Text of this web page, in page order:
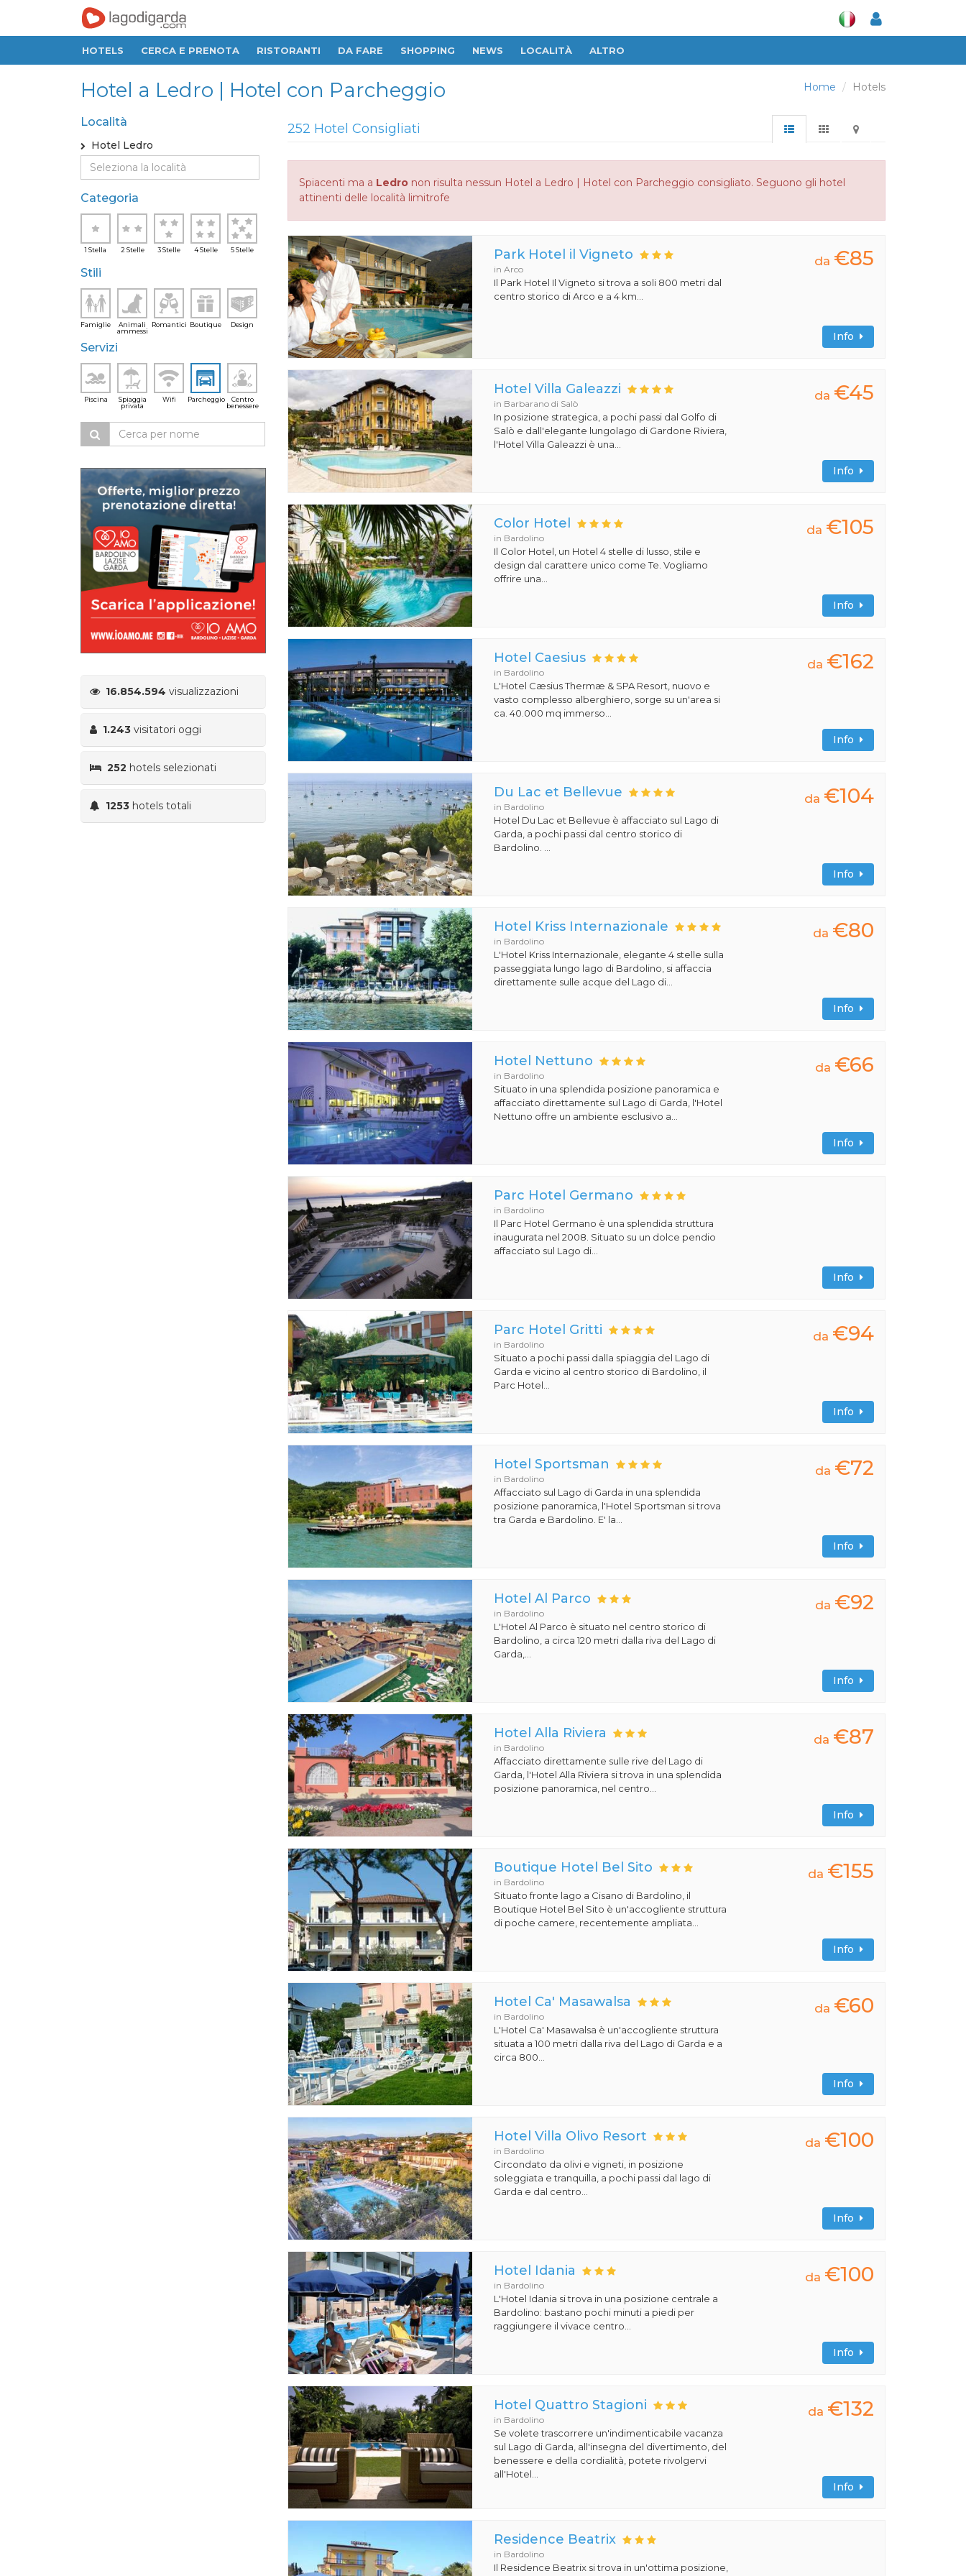
HOTELS CERCA E PRENOTA RISTORANTI DA FARE SHOPPING NEWS LOCALITÀ ALTRO
Home Hotels
Hotel a Ledro | Hotel con Parcheggio
Località
Hotel Ledro
Categoria
1 Stella 2 Stelle 3 Stelle 4 Stelle 5 Stelle
Stili
Famiglie
Animali
ammessi
Romantici Boutique Design
Servizi
Piscina
Spiaggia
privata
Wifi Parcheggio
Centro
benessere
16.854.594 visualizzazioni
1.243 visitatori oggi
252 hotels selezionati
1253 hotels totali
252 Hotel Consigliati
Spiacenti ma a Ledronon risulta nessun Hotel a Ledro | Hotel con Parcheggio consigliato. Seguono gli hotel
attinenti delle località limitrofe
Park Hotel il Vigneto
in Arco
Il Park Hotel Il Vigneto si trova a soli 800 metri dal
centro storico di Arco e a 4 km...
da €85
Info
Hotel Villa Galeazzi
in Barbarano di Salò
In posizione strategica, a pochi passi dal Golfo di
Salò e dall'elegante lungolago di Gardone Riviera,
l'Hotel Villa Galeazzi è una...
da €45
Info
Color Hotel
in Bardolino
Il Color Hotel, un Hotel 4 stelle di lusso, stile e
design dal carattere unico come Te. Vogliamo
offrire una...
da €105
Info
Hotel Caesius
in Bardolino
L'Hotel Cæsius Thermæ & SPA Resort, nuovo e
vasto complesso alberghiero, sorge su un'area si
ca. 40.000 mq immerso...
da €162
Info
Du Lac et Bellevue
in Bardolino
Hotel Du Lac et Bellevue è affacciato sul Lago di
Garda, a pochi passi dal centro storico di
Bardolino. ...
da €104
Info
Hotel Kriss Internazionale
in Bardolino
L'Hotel Kriss Internazionale, elegante 4 stelle sulla
passeggiata lungo lago di Bardolino, si affaccia
direttamente sulle acque del Lago di...
da €80
Info
Hotel Nettuno
in Bardolino
Situato in una splendida posizione panoramica e
affacciato direttamente sul Lago di Garda, l'Hotel
Nettuno offre un ambiente esclusivo a...
da €66
Info
Parc Hotel Germano
in Bardolino
Il Parc Hotel Germano è una splendida struttura
inaugurata nel 2008. Situato su un dolce pendio
affacciato sul Lago di...
Info
Parc Hotel Gritti
in Bardolino
Situato a pochi passi dalla spiaggia del Lago di
Garda e vicino al centro storico di Bardolino, il
Parc Hotel...
da €94
Info
Hotel Sportsman
in Bardolino
Affacciato sul Lago di Garda in una splendida
posizione panoramica, l'Hotel Sportsman si trova
tra Garda e Bardolino. E' la...
da €72
Info
Hotel Al Parco
in Bardolino
L'Hotel Al Parco è situato nel centro storico di
Bardolino, a circa 120 metri dalla riva del Lago di
Garda,...
da €92
Info
Hotel Alla Riviera
in Bardolino
Affacciato direttamente sulle rive del Lago di
Garda, l'Hotel Alla Riviera si trova in una splendida
posizione panoramica, nel centro...
da €87
Info
Boutique Hotel Bel Sito
in Bardolino
Situato fronte lago a Cisano di Bardolino, il
Boutique Hotel Bel Sito è un'accogliente struttura
di poche camere, recentemente ampliata...
da €155
Info
Hotel Ca' Masawalsa
in Bardolino
L'Hotel Ca' Masawalsa è un'accogliente struttura
situata a 100 metri dalla riva del Lago di Garda e a
circa 800...
da €60
Info
Hotel Villa Olivo Resort
in Bardolino
Circondato da olivi e vigneti, in posizione
soleggiata e tranquilla, a pochi passi dal lago di
Garda e dal centro...
da €100
Info
Hotel Idania
in Bardolino
L'Hotel Idania si trova in una posizione centrale a
Bardolino: bastano pochi minuti a piedi per
raggiungere il vivace centro...
da €100
Info
Hotel Quattro Stagioni
in Bardolino
Se volete trascorrere un'indimenticabile vacanza
sul Lago di Garda, all'insegna del divertimento, del
benessere e della cordialità, potete rivolgervi
all'Hotel...
da €132
Info
Residence Beatrix
in Bardolino
Il Residence Beatrix si trova in un'ottima posizione,